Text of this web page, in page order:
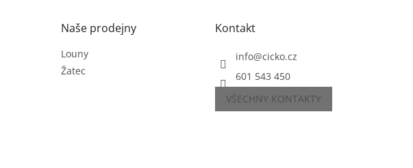
Naše prodejny
Louny
Žatec
Kontakt
info@cicko.cz
601 543 450
VŠECHNY KONTAKTY